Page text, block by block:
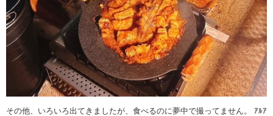
その他、いろいろ出てきましたが、食べるのに夢中で撮ってません。 ｱﾙｱ